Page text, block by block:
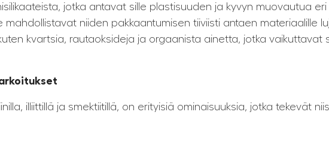
jotka antavat sille plastisuuden ja kyvyn muovautua eri
mahdollistavat niiden pakkaantumisen tiiviisti antaen materiaalille
kvartsia, rautaoksideja ja orgaanista ainetta, jotka vaikuttavat
illiittillä ja smektiitillä, on erityisiä ominaisuuksia, jotka tekevät